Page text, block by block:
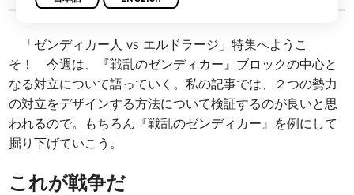
「ゼンディカー人 vs エルドラージ」特集へようこ
そ！ 今週は、『戦乱のゼンディカー』ブロックの中心と
なる対立について語っていく。私の記事では、２つの勢力
の対立をデザインする方法について検証するのが良いと思
われるので。もちろん『戦乱のゼンディカー』を例にして
掘り下げていこう。
これが戦争だ